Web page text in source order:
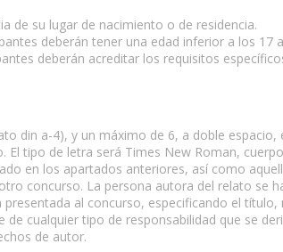
de su lugar de nacimiento o de residencia.
deberán tener una edad inferior a los 17
deberán acreditar los requisitos
din a-4), y un máximo de 6, a doble
tipo de letra será Times New Roman,
en los apartados anteriores, así como
concurso. La persona autora del relato se
al concurso, especificando el
de cualquier tipo de responsabilidad que se
de autor.